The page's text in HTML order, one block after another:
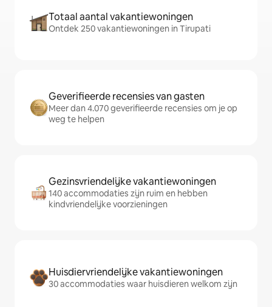
Totaal aantal vakantiewoningen
Ontdek 250 vakantiewoningen in Tirupati
Geverifieerde recensies van gasten
Meer dan 4.070 geverifieerde recensies om je op
weg te helpen
Gezinsvriendelijke vakantiewoningen
140 accommodaties zijn ruim en hebben
kindvriendelijke voorzieningen
Huisdiervriendelijke vakantiewoningen
30 accommodaties waar huisdieren welkom zijn